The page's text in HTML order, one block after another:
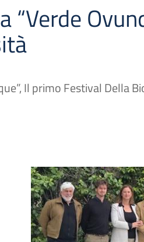
“Verde
Il primo Festival Della